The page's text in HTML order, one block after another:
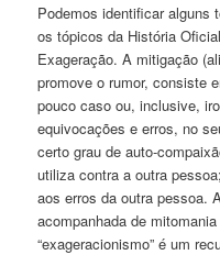
Podemos identificar alguns
os tópicos da História
Exageração. A mitigação
promove o rumor, consiste
pouco caso ou, inclusive,
equivocações e erros, no
certo grau de auto-
utiliza contra a outra
aos erros da outra pessoa.
acompanhada de
“exageracionismo” é um